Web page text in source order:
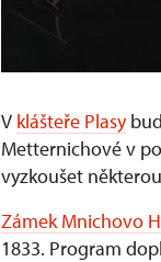
V klášteře Plasy
Metternichové v
vyzkoušet
Zámek Mnichovo
1833. Program